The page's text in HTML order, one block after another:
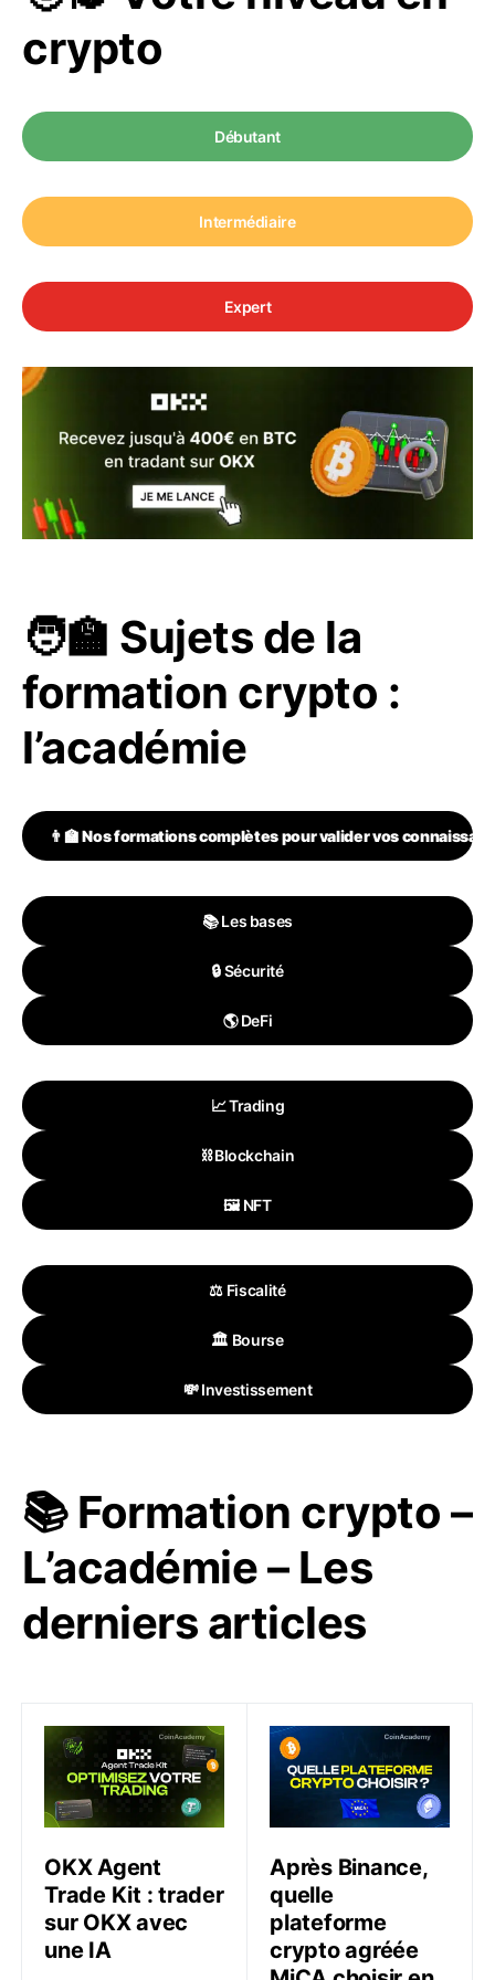
crypto
Débutant
Intermédiaire
Expert
🧑‍🏫 Sujets de la
formation crypto :
l’académie
👨‍🏫Nos formations complètes pour valider vos
📚 Les bases
🔒 Sécurité
🌎 DeFi
📈 Trading
⛓️ Blockchain
🖼️ NFT
⚖️ Fiscalité
🏛️ Bourse
💸 Investissement
📚 Formation crypto –
L’académie – Les
derniers articles
OKX Agent Trade Kit : trader sur OKX avec une IA
OKX Agent
Trade Kit : trader
sur OKX avec
une IA
Après Binance, quelle
Après Binance,
quelle
plateforme
crypto agréée